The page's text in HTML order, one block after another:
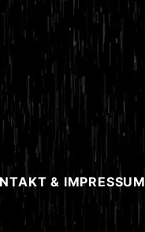
& IMPRESSUM